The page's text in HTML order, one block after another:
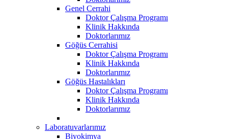
Genel Cerrahi
Doktor Çalışma Programı
Klinik Hakkında
Doktorlarımız
Göğüs Cerrahisi
Doktor Çalışma Programı
Klinik Hakkında
Doktorlarımız
Göğüs Hastalıkları
Doktor Çalışma Programı
Klinik Hakkında
Doktorlarımız
Laboratuvarlarımız
Biyokimya